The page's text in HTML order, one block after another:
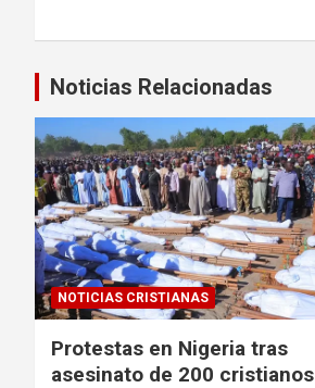
Noticias Relacionadas
NOTICIAS CRISTIANAS
Protestas en Nigeria tras
asesinato de 200 cristianos